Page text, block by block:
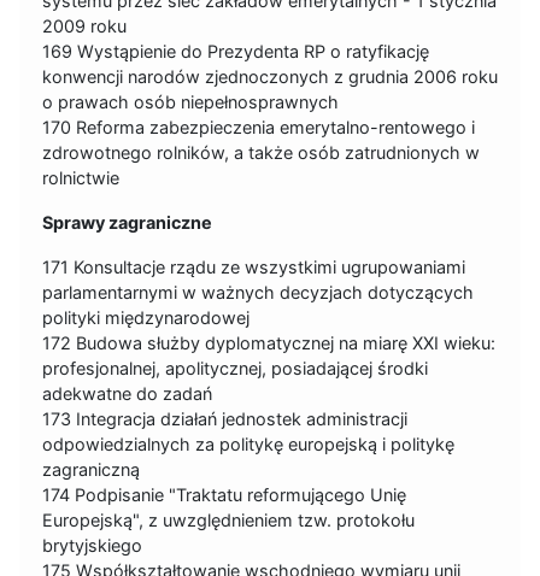
2009 roku
169 Wystąpienie do Prezydenta RP o ratyfikację
konwencji narodów zjednoczonych z grudnia 2006 roku
o prawach osób niepełnosprawnych
170 Reforma zabezpieczenia emerytalno-rentowego i
zdrowotnego rolników, a także osób zatrudnionych w
rolnictwie
Sprawy zagraniczne
171 Konsultacje rządu ze wszystkimi ugrupowaniami
parlamentarnymi w ważnych decyzjach dotyczących
polityki międzynarodowej
172 Budowa służby dyplomatycznej na miarę XXI wieku:
profesjonalnej, apolitycznej, posiadającej środki
adekwatne do zadań
173 Integracja działań jednostek administracji
odpowiedzialnych za politykę europejską i politykę
zagraniczną
174 Podpisanie "Traktatu reformującego Unię
Europejską", z uwzględnieniem tzw. protokołu
brytyjskiego
175 Współkształtowanie wschodniego wymiaru unii